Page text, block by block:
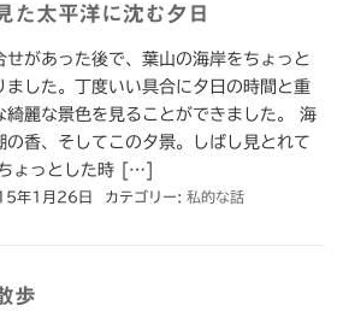
た太平洋に沈む夕日
せがあった後で、葉山の海岸をちょっと
ました。丁度いい具合に夕日の時間と重
綺麗な景色を見ることができました。 海
の香、そしてこの夕景。しばし見とれて
ょっとした時 […]
年1月26日 カテゴリー: 私的な話
歩